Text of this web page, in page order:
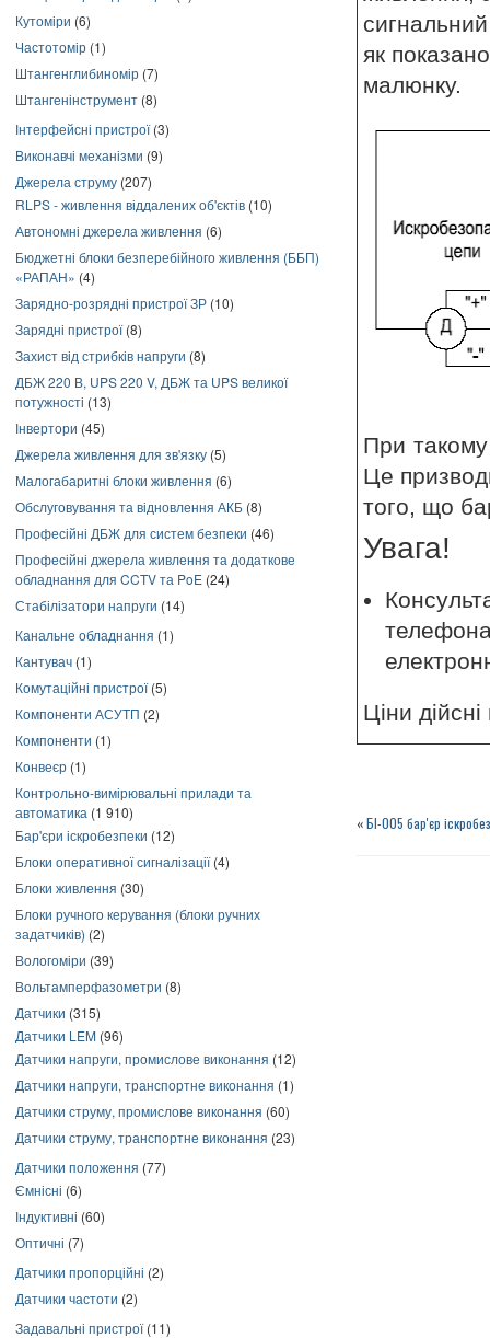
Кутоміри (6)
Частотомір (1)
Штангенглибиномір (7)
Штангенінструмент (8)
Інтерфейсні пристрої(3)
Виконавчі механізми (9)
Джерела струму (207)
RLPS - живлення віддалених об'єктів (10)
Автономні джерела живлення (6)
Бюджетні блоки безперебійного живлення (ББП)
«РАПАН» (4)
Зарядно-розрядні пристрої ЗР (10)
Зарядні пристрої(8)
Захист від стрибків напруги (8)
ДБЖ 220 В, UPS 220 V, ДБЖ та UPS великої
потужності (13)
Інвертори (45)
Джерела живлення для зв'язку (5)
Малогабаритні блоки живлення (6)
Обслуговування та відновлення АКБ (8)
Професійні ДБЖ для систем безпеки (46)
Професійні джерела живлення та додаткове
обладнання для CCTV та PoE (24)
Стабілізатори напруги (14)
Канальне обладнання (1)
Кантувач (1)
Комутаційні пристрої(5)
Компоненти АСУТП (2)
Компоненти (1)
Конвеєр (1)
Контрольно-вимірювальні прилади та
автоматика (1 910)
Бар'єри іскробезпеки (12)
Блоки оперативної сигналізації(4)
Блоки живлення (30)
Блоки ручного керування (блоки ручних
задатчиків) (2)
Вологоміри (39)
Вольтамперфазометри (8)
Датчики (315)
Датчики LEM (96)
Датчики напруги, промислове виконання (12)
Датчики напруги, транспортне виконання (1)
Датчики струму, промислове виконання (60)
Датчики струму, транспортне виконання (23)
Датчики положення (77)
Ємнісні (6)
Індуктивні (60)
Оптичні (7)
Датчики пропорційні (2)
Датчики частоти (2)
Задавальні пристрої(11)
як
малюнку.
При
Це
того, що
Увага!
Ціни
«БІ-005 бар'єр